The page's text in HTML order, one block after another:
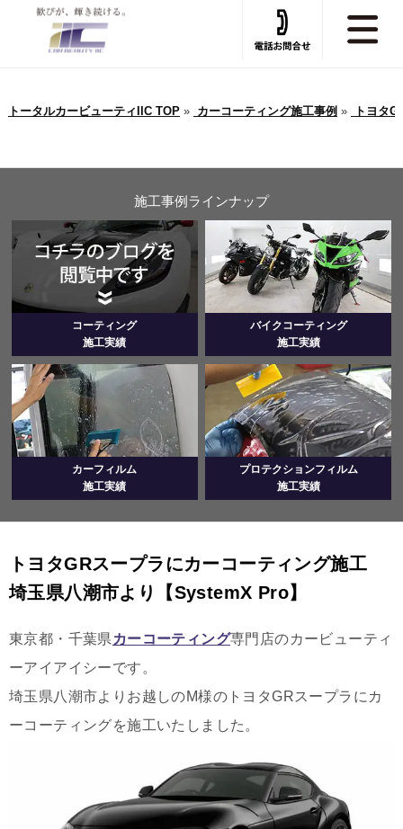
トータルカービューティIIC TOP» カーコーティング施工事例 » トヨタ
施工事例ラインナップ
コーティング
施工実績
バイクコーティング
施工実績
カーフィルム
施工実績
プロテクションフィルム
施工実績
トヨタGRスープラにカーコーティング施工
埼玉県八潮市より【SystemX Pro】
東京都・千葉県 カーコーティング専門店のカービューティ
ーアイアイシーです。
埼玉県八潮市よりお越しのM様のトヨタGRスープラにカ
ーコーティングを施工いたしました。